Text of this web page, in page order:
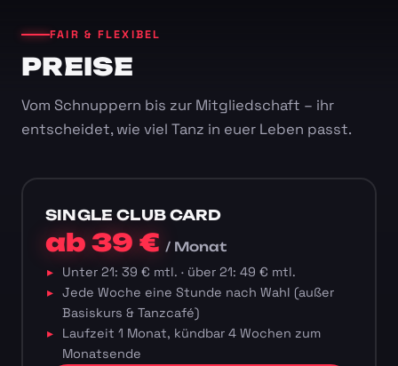
FAIR & FLEXIBEL
PREISE
Vom Schnuppern bis zur Mitgliedschaft – ihr
entscheidet, wie viel Tanz in euer Leben passt.
SINGLE CLUB CARD
ab 39 €/ Monat
Unter 21: 39 € mtl. · über 21: 49 € mtl.
Jede Woche eine Stunde nach Wahl (außer
Basiskurs & Tanzcafé)
Laufzeit 1 Monat, kündbar 4 Wochen zum
Monatsende